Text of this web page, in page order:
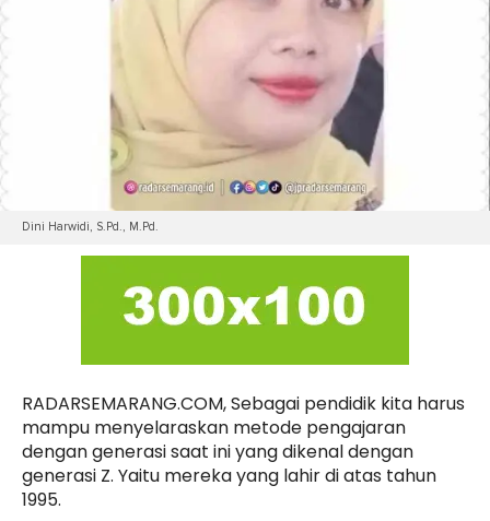
Dini Harwidi, S.Pd., M.Pd.
RADARSEMARANG.COM, Sebagai pendidik kita harus
mampu menyelaraskan metode pengajaran
dengan generasi saat ini yang dikenal dengan
generasi Z. Yaitu mereka yang lahir di atas tahun
1995.